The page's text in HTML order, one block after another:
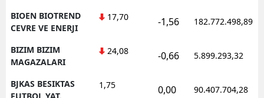
BIOEN BIOTREND
CEVRE VE ENERJI
17,70 -1,56 182.772.498,89
BIZIM BIZIM
MAGAZALARI
24,08 -0,66 5.899.293,32
BJKAS BESIKTAS
FUTBOL YAT.
1,75 0,00 90.407.704,28